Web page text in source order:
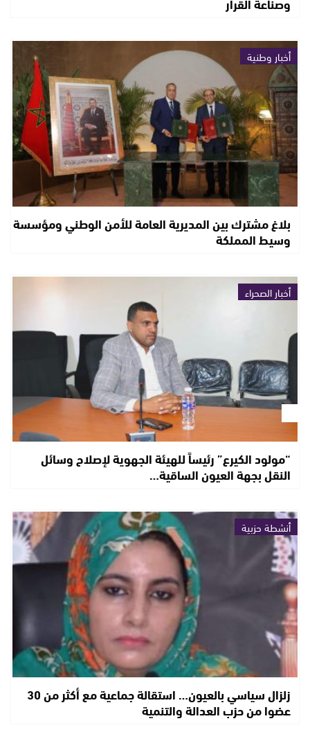
أخبار وطنية
بلاغ مشترك بين المديرية العامة للأمن الوطني ومؤسسة
وسيط المملكة
أخبار الصحراء
“مولود الكيرع” رئيساً للهيئة الجهوية لإصلاح وسائل
النقل بجهة العيون الساقية…
أنشطة حزبية
زلزال سياسي بالعيون… استقالة جماعية مع أكثر من 30
عضوا من حزب العدالة والتنمية